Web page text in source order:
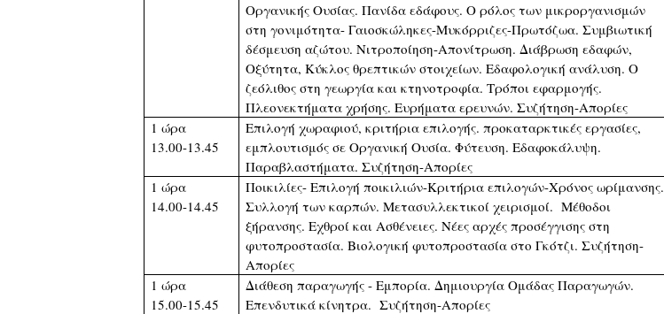
Οργανικής Ουσίας. Πανίδα εδάφους. Ο ρόλος των μικροργανισμών
στη γονιμότητα- Γαιοσκώληκες-Μυκόρριζες-Πρωτόζωα. Συμβιωτική
δέσμευση αζώτου. Νιτροποίηση-Απονίτρωση. Διάβρωση εδαφών,
Οξύτητα, Κύκλος θρεπτικών στοιχείων. Εδαφολογική ανάλυση. Ο
ζεόλιθος στη γεωργία και κτηνοτροφία. Τρόποι εφαρμογής.
Πλεονεκτήματα χρήσης. Ευρήματα ερευνών. Συζήτηση-Απορίες
1 ώρα
13.00-13.45
Επιλογή χωραφιού, κριτήρια επιλογής. προκαταρκτικές εργασίες,
εμπλουτισμός σε Οργανική Ουσία. Φύτευση. Εδαφοκάλυψη.
Παραβλαστήματα. Συζήτηση-Απορίες
1 ώρα
14.00-14.45
Ποικιλίες- Επιλογή ποικιλιών-Κριτήρια επιλογών-Χρόνος ωρίμανσης.
Συλλογή των καρπών. Μετασυλλεκτικοί χειρισμοί. Μέθοδοι
ξήρανσης. Εχθροί και Ασθένειες. Νέες αρχές προσέγγισης στη
φυτοπροστασία. Βιολογική φυτοπροστασία στο Γκότζι. Συζήτηση-
Απορίες
1 ώρα
15.00-15.45
Διάθεση παραγωγής - Εμπορία. Δημιουργία Ομάδας Παραγωγών.
Επενδυτικά κίνητρα. Συζήτηση-Απορίες